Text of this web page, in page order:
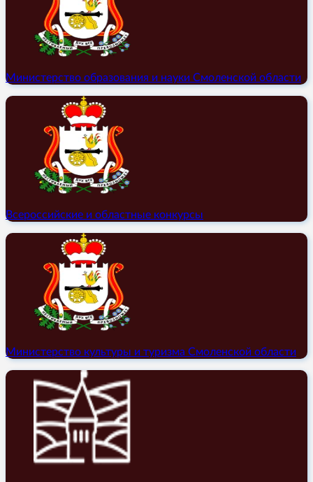
Министерство образования и науки Смоленской области
Всероссийские и областные конкурсы
Министерство культуры и туризма Смоленской области